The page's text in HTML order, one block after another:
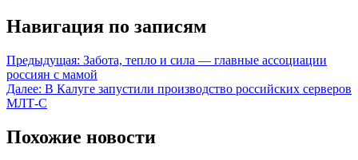
Навигация по записям
Предыдущая: Забота, тепло и сила — главные ассоциации
россиян с мамой
Далее: В Калуге запустили производство российских серверов
МЛТ-С
Похожие новости